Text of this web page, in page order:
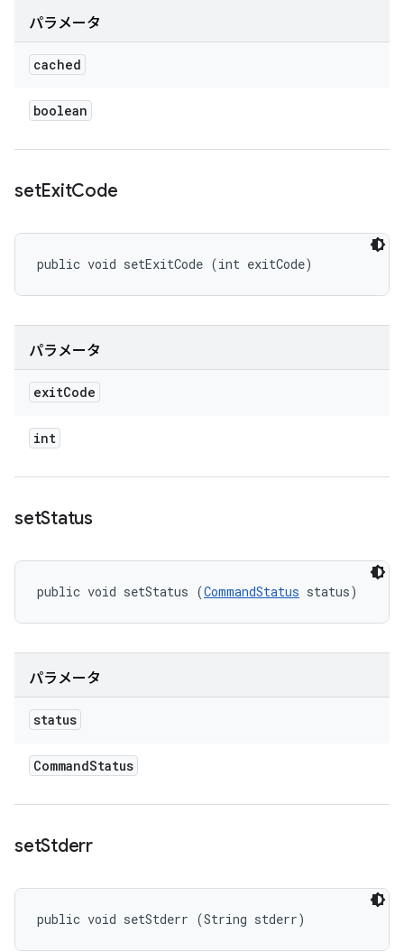
パラメータ
cached
boolean
setExitCode
public void setExitCode (int exitCode)
パラメータ
exitCode
int
setStatus
public void setStatus (CommandStatus status)
パラメータ
status
CommandStatus
setStderr
public void setStderr (String stderr)